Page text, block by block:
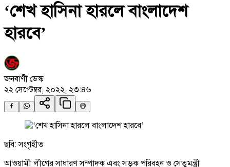
‘শেখ হাসিনা হারলে বাংলাদেশ
হারবে’
জনবাণী ডেস্ক
২২ সেপ্টেম্বর, ২০২২, ২৩:৪৬
ছবি: সংগৃহীত
আওয়ামী লীগের সাধারণ সম্পাদক এবং সড়ক পরিবহন ও সেতুমন্ত্রী